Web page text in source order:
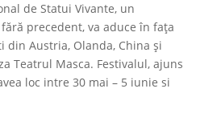
de Statui Vivante, un
precedent, va aduce în fața
din Austria, Olanda, China și
Teatrul Masca. Festivalul, ajuns
loc intre 30 mai – 5 iunie si